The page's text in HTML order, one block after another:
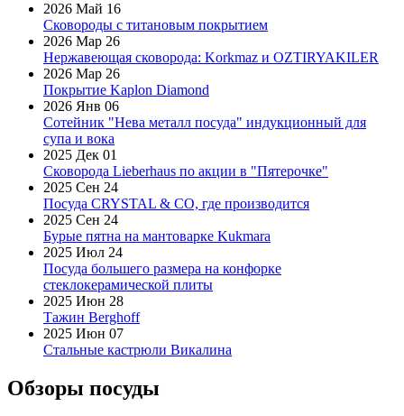
2026 Май 16
Сковороды с титановым покрытием
2026 Мар 26
Нержавеющая сковорода: Korkmaz и OZTIRYAKILER
2026 Мар 26
Покрытие Kaplon Diamond
2026 Янв 06
Сотейник "Нева металл посуда" индукционный для
супа и вока
2025 Дек 01
Сковорода Lieberhaus по акции в "Пятерочке"
2025 Сен 24
Посуда CRYSTAL & CO, где производится
2025 Сен 24
Бурые пятна на мантоварке Kukmara
2025 Июл 24
Посуда большего размера на конфорке
стеклокерамической плиты
2025 Июн 28
Тажин Berghoff
2025 Июн 07
Стальные кастрюли Викалина
Обзоры посуды